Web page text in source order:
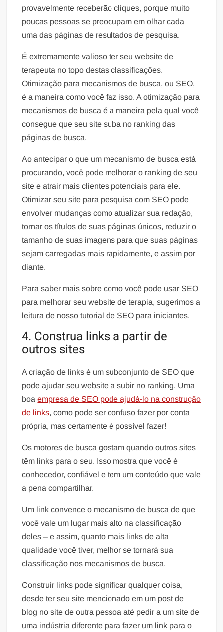
provavelmente receberão cliques, porque muito
poucas pessoas se preocupam em olhar cada
uma das páginas de resultados de pesquisa.
É extremamente valioso ter seu website de
terapeuta no topo destas classificações.
Otimização para mecanismos de busca, ou SEO,
é a maneira como você faz isso. A otimização para
mecanismos de busca é a maneira pela qual você
consegue que seu site suba no ranking das
páginas de busca.
Ao antecipar o que um mecanismo de busca está
procurando, você pode melhorar o ranking de seu
site e atrair mais clientes potenciais para ele.
Otimizar seu site para pesquisa com SEO pode
envolver mudanças como atualizar sua redação,
tornar os títulos de suas páginas únicos, reduzir o
tamanho de suas imagens para que suas páginas
sejam carregadas mais rapidamente, e assim por
diante.
Para saber mais sobre como você pode usar SEO
para melhorar seu website de terapia, sugerimos a
leitura de nosso tutorial de SEO para iniciantes.
4. Construa links a partir de
outros sites
A criação de links é um subconjunto de SEO que
pode ajudar seu website a subir no ranking. Uma
boaempresa de SEO pode ajudá-lo na construção
de links, como pode ser confuso fazer por conta
própria, mas certamente é possível fazer!
Os motores de busca gostam quando outros sites
têm links para o seu. Isso mostra que você é
conhecedor, confiável e tem um conteúdo que vale
a pena compartilhar.
Um link convence o mecanismo de busca de que
você vale um lugar mais alto na classificação
deles – e assim, quanto mais links de alta
qualidade você tiver, melhor se tornará sua
classificação nos mecanismos de busca.
Construir links pode significar qualquer coisa,
desde ter seu site mencionado em um post de
blog no site de outra pessoa até pedir a um site de
uma indústria diferente para fazer um link para o